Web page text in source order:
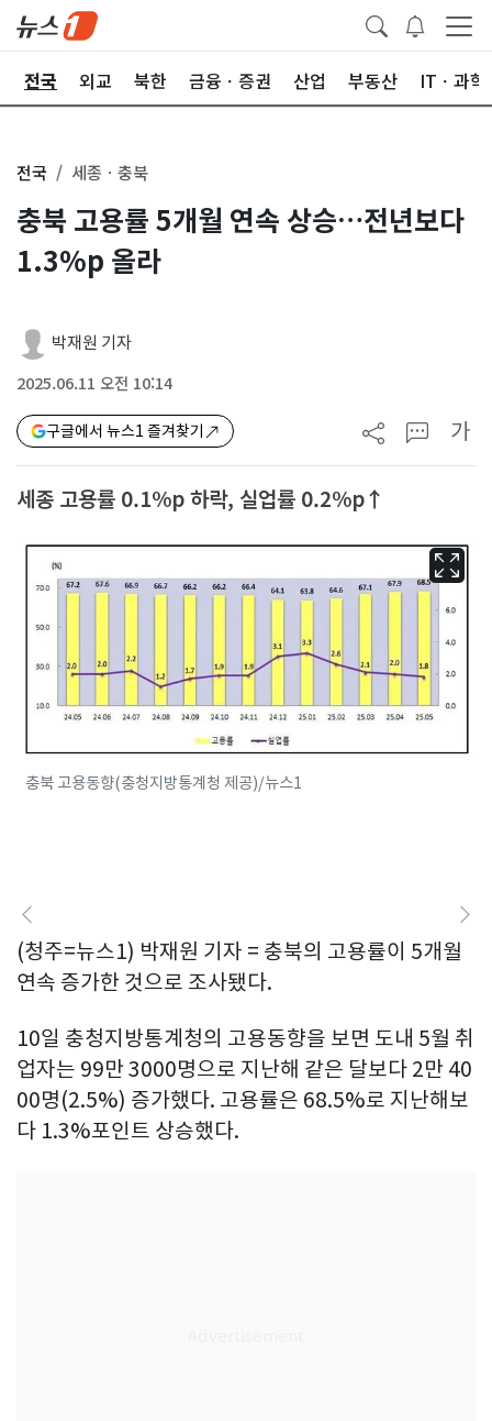
전국 외교 북한 금융ㆍ증권 산업 부동산 ITㆍ과학
전국 세종ㆍ충북
충북 고용률 5개월 연속 상승…전년보다
1.3%p 올라
박재원 기자
2025.06.11 오전 10:14
구글에서 뉴스1 즐겨찾기 가
세종 고용률 0.1%p 하락, 실업률 0.2%p↑
충북 고용동향(충청지방통계청 제공)/뉴스1
(청주=뉴스1) 박재원 기자 = 충북의 고용률이 5개월
연속 증가한 것으로 조사됐다.
10일 충청지방통계청의 고용동향을 보면 도내 5월 취
업자는 99만 3000명으로 지난해 같은 달보다 2만 40
00명(2.5%) 증가했다. 고용률은 68.5%로 지난해보
다 1.3%포인트 상승했다.